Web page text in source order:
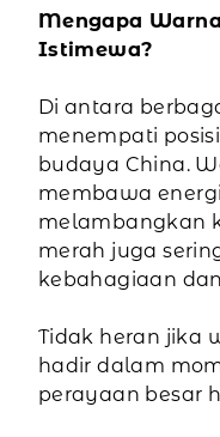
Mengapa
Istimewa?
Di antara
menempati
budaya China.
membawa
melambangkan
merah juga
kebahagiaan
Tidak heran jika
hadir dalam
perayaan besar